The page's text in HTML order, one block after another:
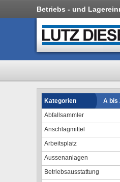
Betriebs - und
Kategorien
A bis
Abfallsammler
Anschlagmittel
Arbeitsplatz
Aussenanlagen
Betriebsausstattung